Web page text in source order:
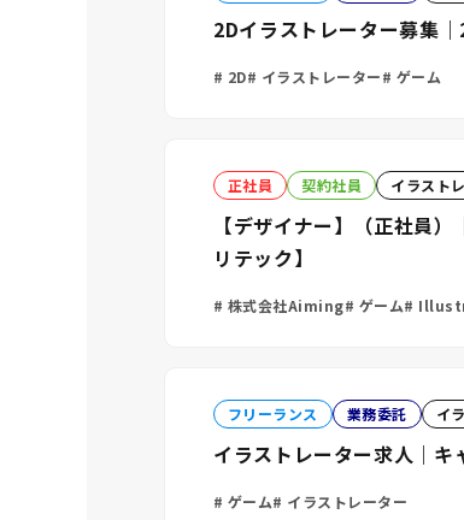
2Dイラストレーター募集
2D イラストレーター ゲーム
正社員 契約社員 イラスト
【デザイナー】（正社員
リテック】
株式会社Aiming ゲーム
フリーランス 業務委託 イ
イラストレーター求人｜
ゲーム イラストレーター